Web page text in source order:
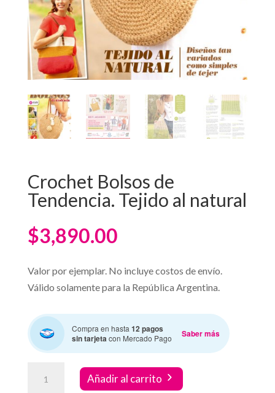
Crochet Bolsos de
Tendencia. Tejido al natural
$3,890.00
Valor por ejemplar. No incluye costos de envío.
Válido solamente para la República Argentina.
Compra en hasta12 pagos
sin tarjetacon Mercado Pago Saber más
Bolsos
Añadir al carrito